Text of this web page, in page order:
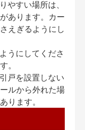
やすい場所は、
あります。カー
えぎるようにし
うにしてくださ
。
戸を設置しない
ルから外れた場
ります。